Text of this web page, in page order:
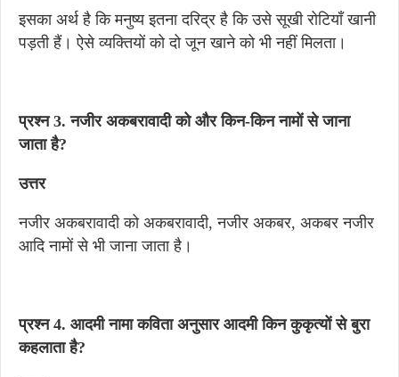
इसका अर्थ है कि मनुष्य इतना दरिद्र है कि उसे सूखी रोटियाँ खानी
पड़ती हैं। ऐसे व्यक्तियों को दो जून खाने को भी नहीं मिलता।
प्रश्न 3. नजीर अकबरावादी को और किन-किन नामों से जाना
जाता है?
उत्तर
नजीर अकबरावादी को अकबरावादी, नजीर अकबर, अकबर नजीर
आदि नामों से भी जाना जाता है।
प्रश्न 4. आदमी नामा कविता अनुसार आदमी किन कुकृत्यों से बुरा
कहलाता है?